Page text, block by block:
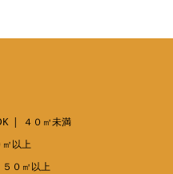
４０㎡未満
㎡以上
５０㎡以上